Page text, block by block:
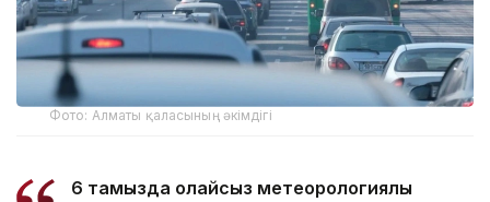
Фото: Алматы қаласының әкімдігі
6 тамызда қолайсыз метеорологиялық